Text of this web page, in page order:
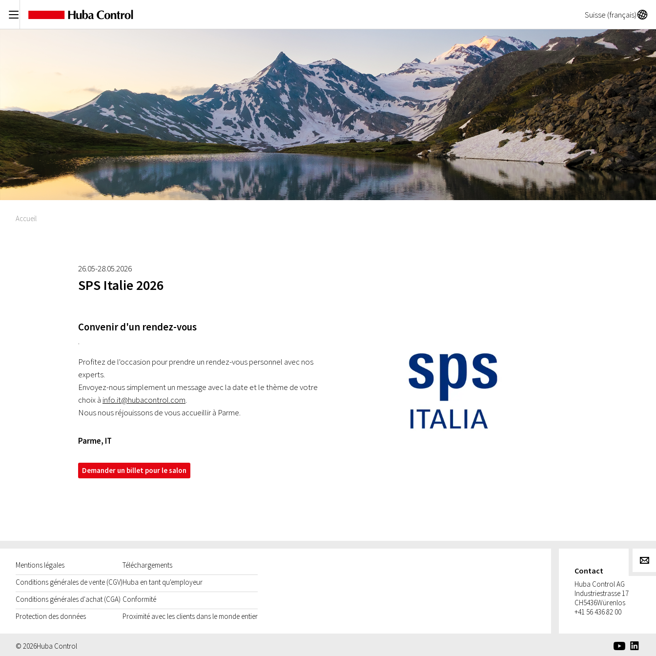
C Suisse (français)A
Accueil
26.05-28.05.2026
SPS Italie 2026
Convenir d'un rendez-vous
.
Profitez de l'occasion pour prendre un rendez-vous personnel avec nos
experts.
Envoyez-nous simplement un message avec la date et le thème de votre
choix à info.it@hubacontrol.com.
Nous nous réjouissons de vous accueillir à Parme.
Parme, IT
Demander un billet pour le salon
Mentions légales
Conditions générales de vente (CGV)
Conditions générales d'achat (CGA)
Protection des données
Téléchargements
Huba en tant qu'employeur
Conformité
Proximité avec les clients dans le monde entier
Contact
Huba Control AG
Industriestrasse 17
CH5436Würenlos
+41 56 436 82 00
g
© 2026Huba Control e d